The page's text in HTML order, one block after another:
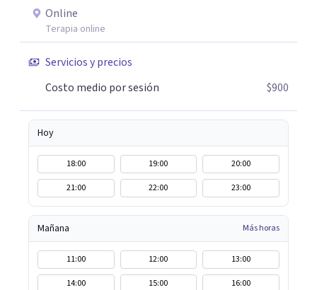
paso para encontrar soluciones.
Online
Terapia online
Servicios y precios
Costo medio por sesión
$900
Hoy
18:00 19:00
20:00
21:00
22:00 23:00
Mañana Más horas
11:00 12:00
13:00
14:00
15:00 16:00